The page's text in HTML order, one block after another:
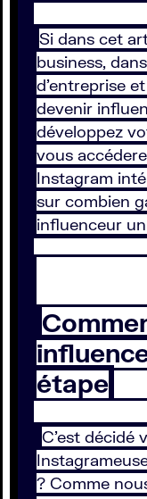
Si dans cet
business,
d’entreprise
devenir
développez
vous
Instagram
sur combien
influenceur
étape
C’est décidé
? Comme